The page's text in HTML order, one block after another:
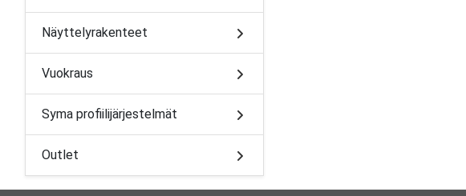
Näyttelyrakenteet
Vuokraus
Syma profiilijärjestelmät
Outlet